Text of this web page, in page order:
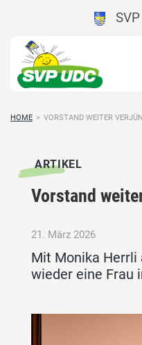
SVP
HOME > VORSTAND WEITER
ARTIKEL
Vorstand
21. März 2026
Mit Monika Herrli
wieder eine Frau